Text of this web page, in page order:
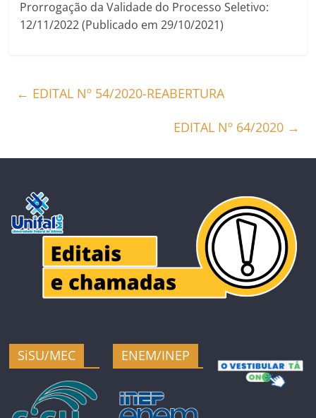
Prorrogação da Validade do Processo Seletivo:
12/11/2022 (Publicado em 29/10/2021)
← EDITAL Nº 54/2020-REABERTURA
EDITAL Nº 64/2020 →
SiSU/MEC ENEM/INEP